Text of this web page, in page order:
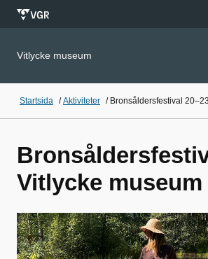
Vitlycke museum
Startsida /Aktiviteter / Bronsåldersfestival
Vitlycke museum